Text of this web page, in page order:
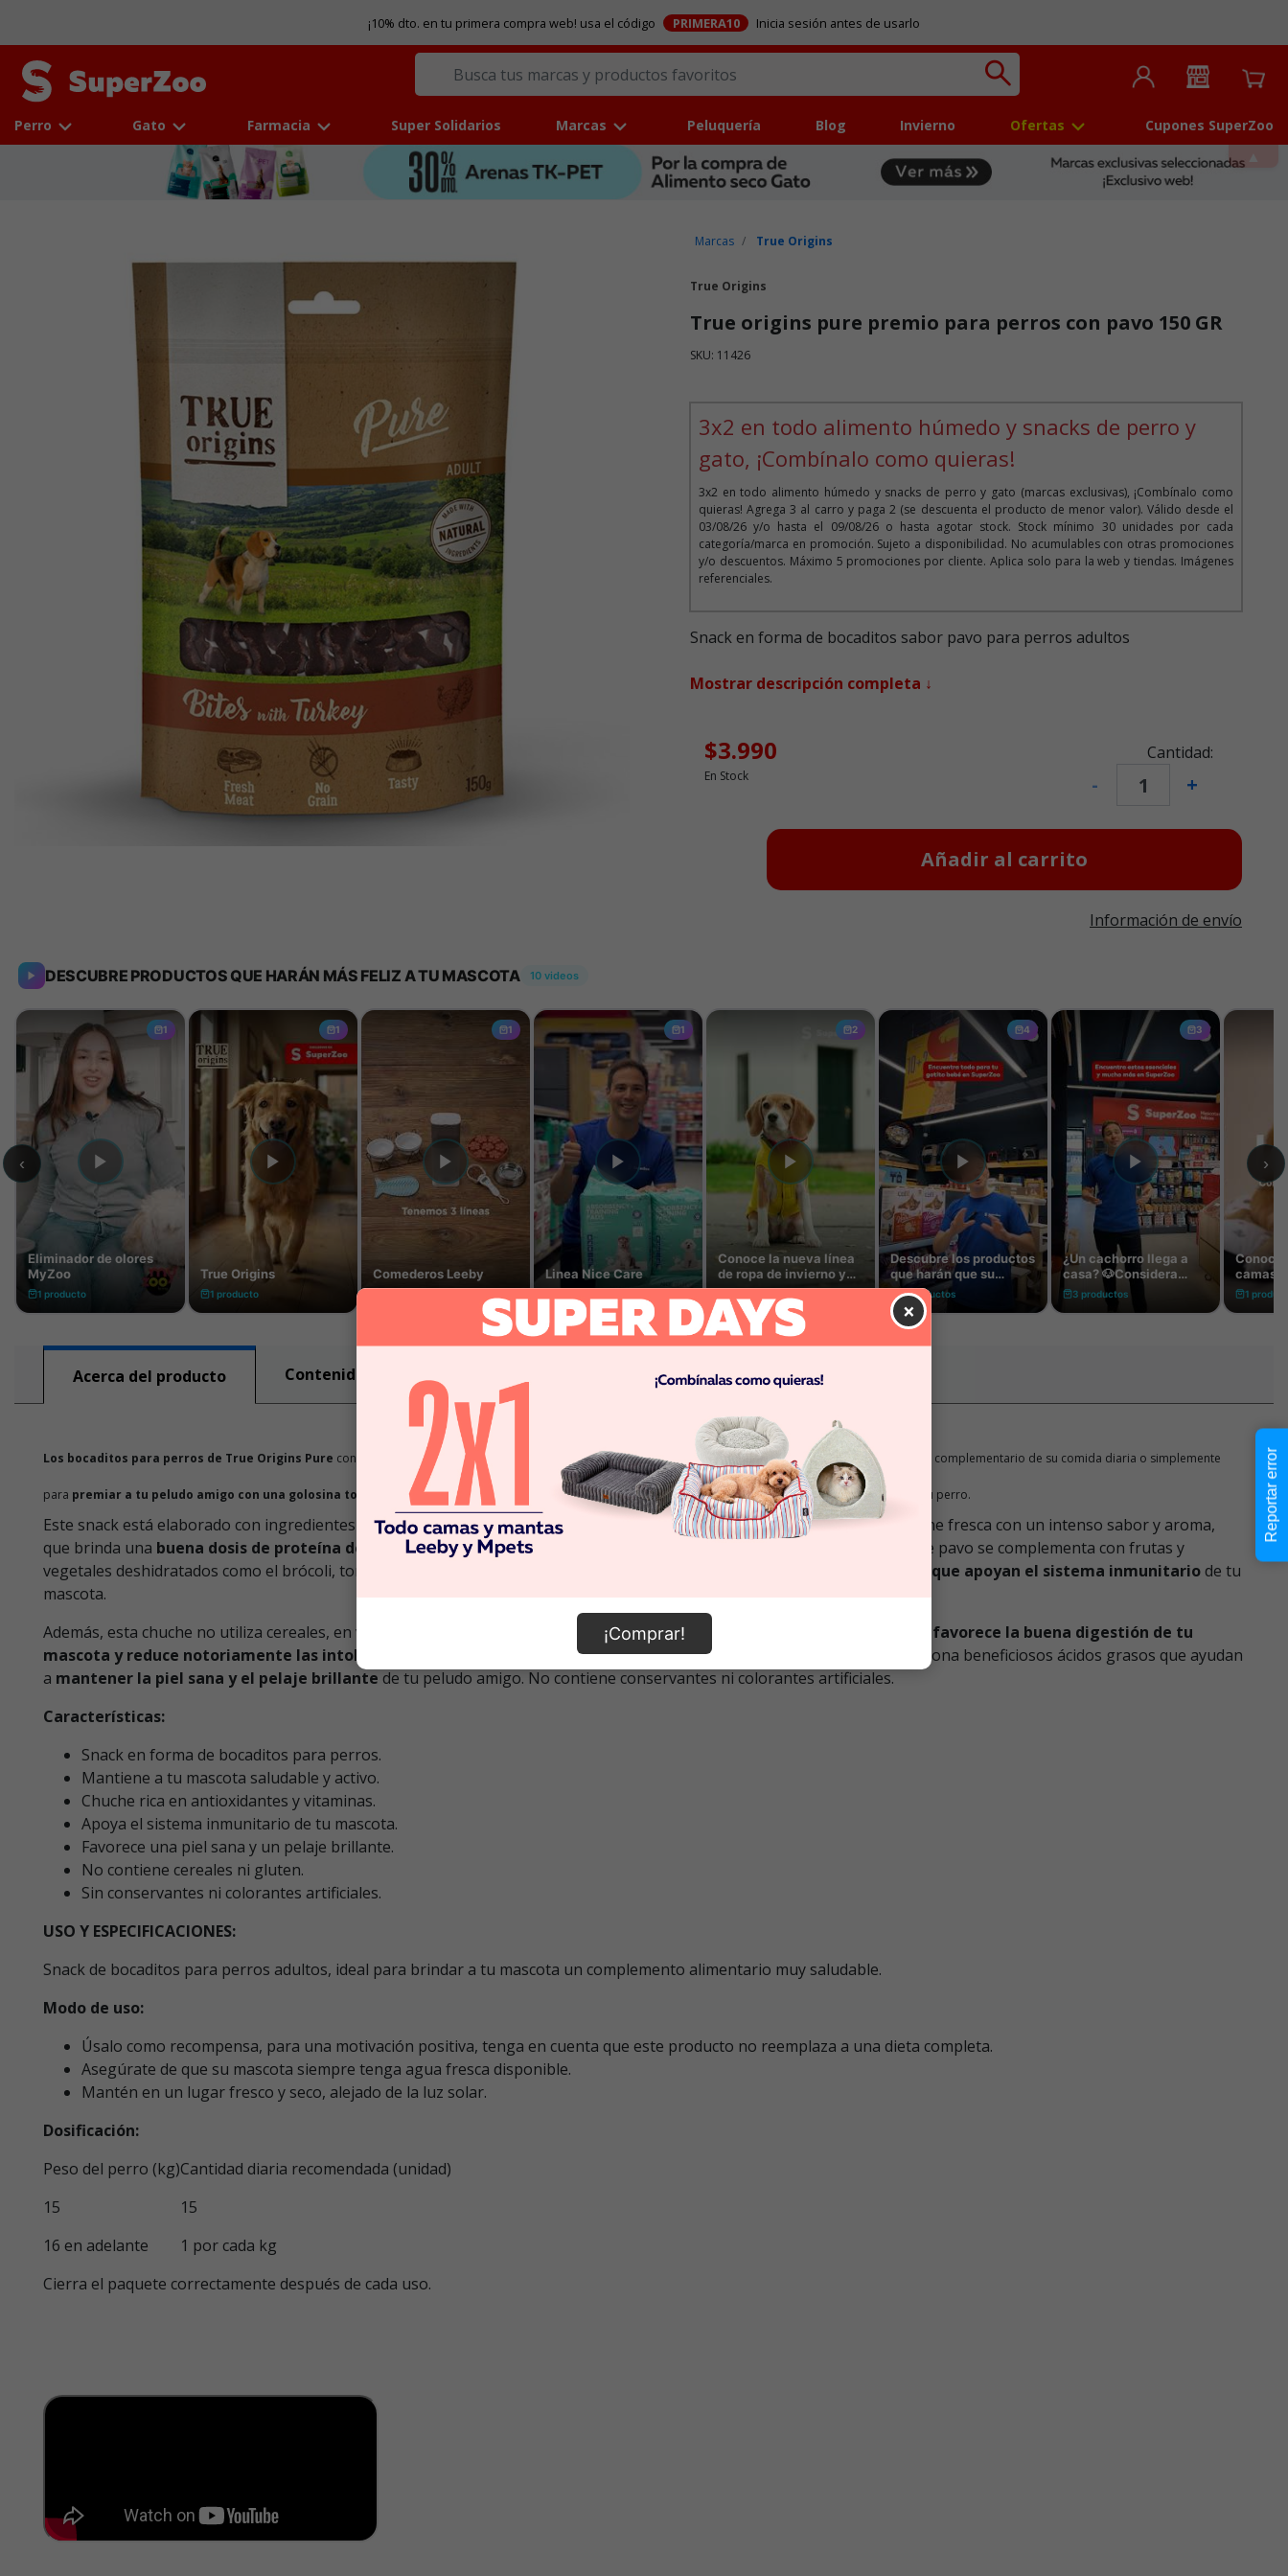
¡10% dto. en tu primera compra web! usa el código PRIMERA10 Inicia sesión antes de usarlo
Perro Gato Farmacia Super Solidarios Marcas Peluquería Blog Invierno Ofertas Cupones SuperZoo
Marcas True Origins
True Origins
True origins pure premio para perros con pavo 150 GR
SKU: 11426
3x2 en todo alimento húmedo y snacks de perro y
gato, ¡Combínalo como quieras!
3x2 en todo alimento húmedo y snacks de perro y gato (marcas exclusivas), ¡Combínalo como
quieras! Agrega 3 al carro y paga 2 (se descuenta el producto de menor valor). Válido desde el
03/08/26 y/o hasta el 09/08/26 o hasta agotar stock. Stock mínimo 30 unidades por cada
categoría/marca en promoción. Sujeto a disponibilidad. No acumulables con otras promociones
y/o descuentos. Máximo 5 promociones por cliente. Aplica solo para la web y tiendas. Imágenes
referenciales.
Snack en forma de bocaditos sabor pavo para perros adultos
Mostrar descripción completa ↓
Cantidad:
- +
$3.990
En Stock
Añadir al carrito
Información de envío
Acerca del producto Contenido nutricional Satisfacción garantizada
Los bocaditos para perros de True Origins Pure con sabor a pavo ofrecen a tu mascota una chuche con un delicioso sabor que, a su vez, sirve como alimento complementario de su comida diaria o simplemente
para premiar a tu peludo amigo con una golosina totalmente natural y saludable. Además, está elaborado con una textura crocante que le encantará a tu perro.
Este snack está elaborado con ingredientes completamente naturales, en los cuales se encuentra un gran contenido de carne fresca con un intenso sabor y aroma,
que brinda una buena dosis de proteína de calidad para mantener a tu perro activo y saludable
. Además, esta carne de pavo se complementa con frutas y
vegetales deshidratados como el brócoli, tomate y semillas de arándanos, todos estos
ricos en antioxidantes y vitaminas que apoyan el sistema inmunitario de tu
mascota.
Además, esta chuche no utiliza cereales, en vez de ello, complementa con patatas como fuente de hidratos de carbono, esto favorece la buena digestión de tu
mascota y reduce notoriamente las intolerancias alimentarias.
Estas chuches contienen aceite de salmón que proporciona beneficiosos ácidos grasos que ayudan
a mantener la piel sana y el pelaje brillante de tu peludo amigo. No contiene conservantes ni colorantes artificiales.
Características:
Snack en forma de bocaditos para perros.
Mantiene a tu mascota saludable y activo.
Chuche rica en antioxidantes y vitaminas.
Apoya el sistema inmunitario de tu mascota.
Favorece una piel sana y un pelaje brillante.
No contiene cereales ni gluten.
Sin conservantes ni colorantes artificiales.
USO Y ESPECIFICACIONES:
Snack de bocaditos para perros adultos, ideal para brindar a tu mascota un complemento alimentario muy saludable.
Modo de uso:
Úsalo como recompensa, para una motivación positiva, tenga en cuenta que este producto no reemplaza a una dieta completa.
Asegúrate de que su mascota siempre tenga agua fresca disponible.
Mantén en un lugar fresco y seco, alejado de la luz solar.
Dosificación:
Peso del perro (kg)Cantidad diaria recomendada (unidad)
15
15
16 en adelante
1 por cada kg
Cierra el paquete correctamente después de cada uso.
×
¡Comprar!
Reportar error